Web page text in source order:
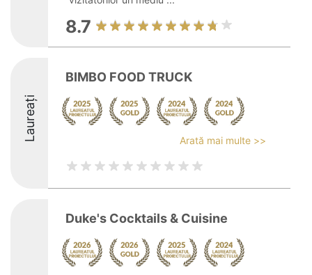
8.7
Laureați
BIMBO FOOD TRUCK
Arată mai multe >>
Duke's Cocktails & Cuisine